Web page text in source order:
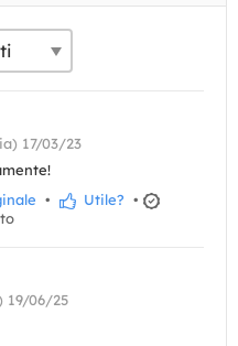
17/03/23
• Utile? •
19/06/25